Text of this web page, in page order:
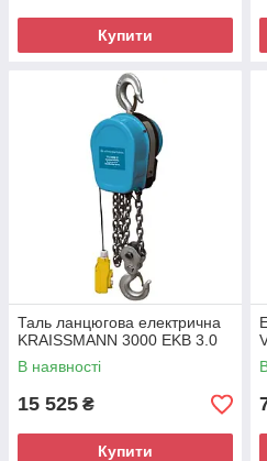
Купити
Таль ланцюгова електрична
KRAISSMANN 3000 EKB 3.0
В наявності
15 525 ₴
Купити